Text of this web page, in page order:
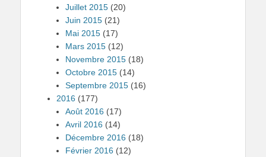
Juillet 2015 (20)
Juin 2015 (21)
Mai 2015 (17)
Mars 2015 (12)
Novembre 2015 (18)
Octobre 2015 (14)
Septembre 2015 (16)
2016 (177)
Août 2016 (17)
Avril 2016 (14)
Décembre 2016 (18)
Février 2016 (12)